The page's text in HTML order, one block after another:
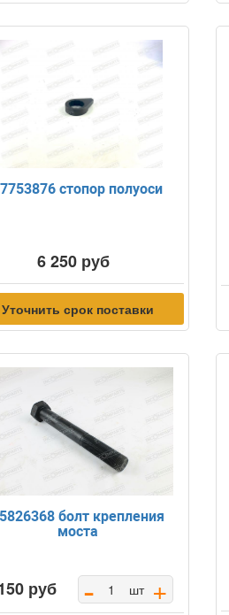
стопор полуоси
6 250 руб
Уточнить срок поставки
болт крепления
моста
руб - шт +